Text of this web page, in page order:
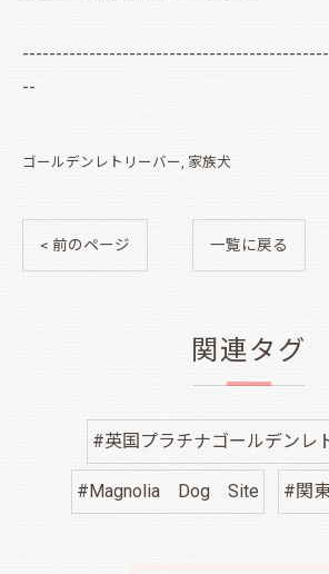
--
ゴールデンレトリーバー 家族犬
< 前のページ 一覧に戻る
関連タグ
#英国プラチナゴールデンレ
#Magnolia Dog Site #関